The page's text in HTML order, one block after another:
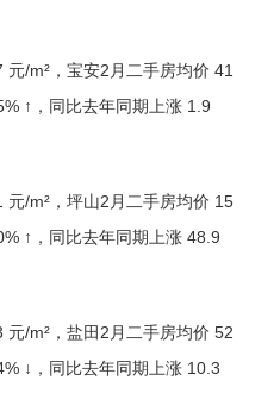
/m²，宝安2月二手房均价 41
↑，同比去年同期上涨 1.9
/m²，坪山2月二手房均价 15
↑，同比去年同期上涨 48.9
/m²，盐田2月二手房均价 52
↓，同比去年同期上涨 10.3